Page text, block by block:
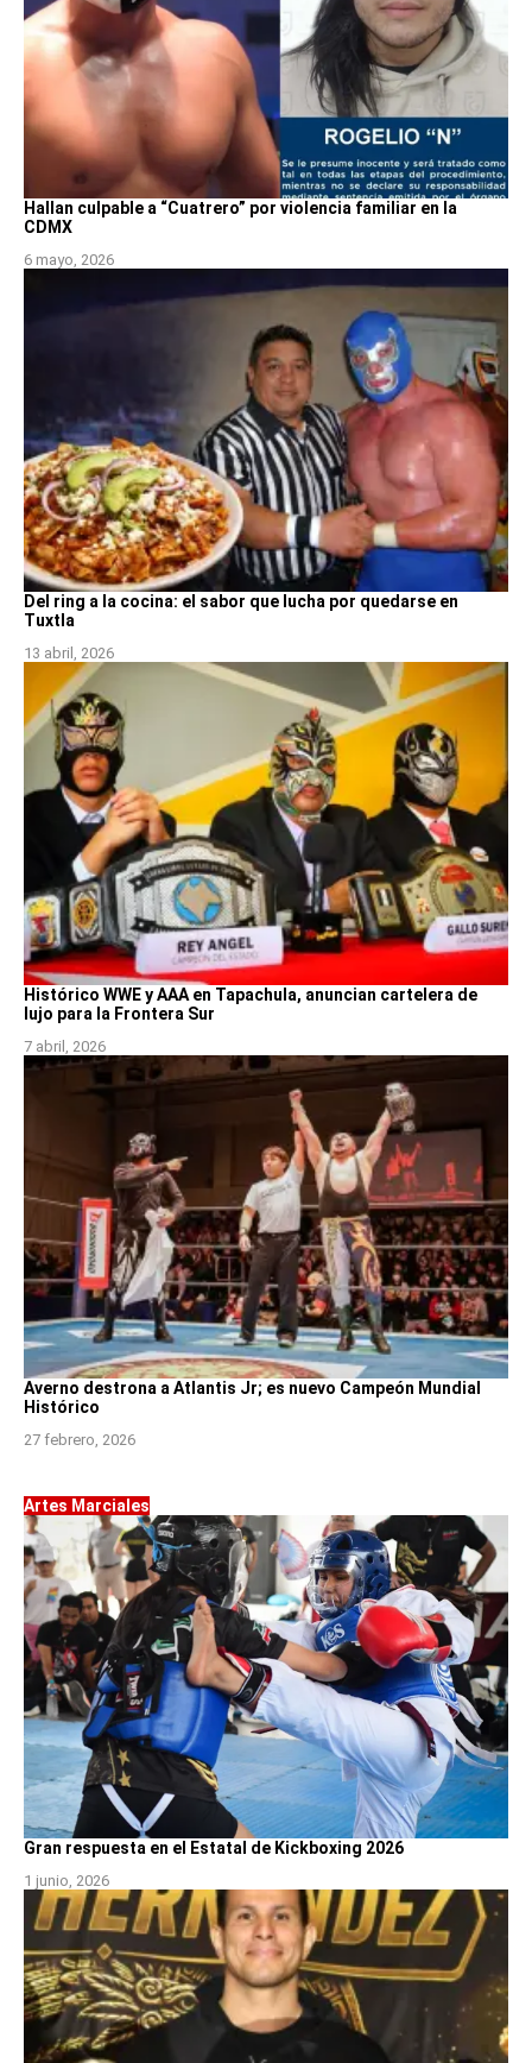
Hallan culpable a “Cuatrero” por violencia familiar en la
CDMX
6 mayo, 2026
Del ring a la cocina: el sabor que lucha por quedarse en
Tuxtla
13 abril, 2026
Histórico WWE y AAA en Tapachula, anuncian cartelera de
lujo para la Frontera Sur
7 abril, 2026
Averno destrona a Atlantis Jr; es nuevo Campeón Mundial
Histórico
27 febrero, 2026
Artes Marciales
Gran respuesta en el Estatal de Kickboxing 2026
1 junio, 2026